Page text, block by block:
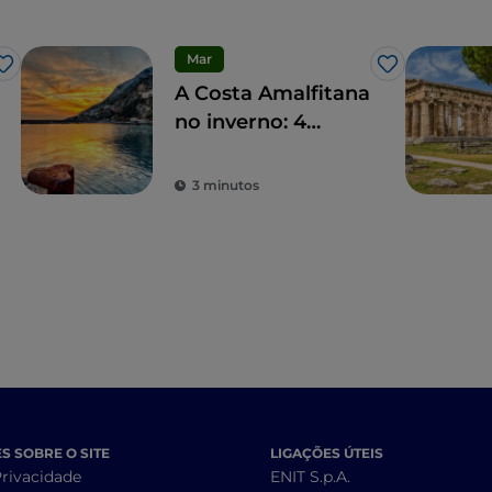
Gosto
Mar
Gosto
A Costa Amalfitana
no inverno: 4
para a escolher
3 minutos
SOBRE O SITE LIGAÇÕES ÚTEIS
ENIT S.p.A.